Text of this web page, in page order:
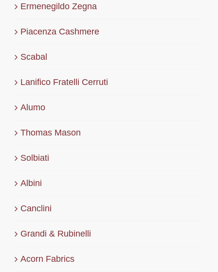
Ermenegildo Zegna
Piacenza Cashmere
Scabal
Lanifico Fratelli Cerruti
Alumo
Thomas Mason
Solbiati
Albini
Canclini
Grandi & Rubinelli
Acorn Fabrics